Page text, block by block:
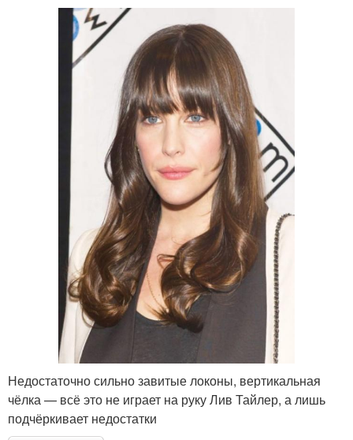
Недостаточно сильно завитые локоны, вертикальная
чёлка — всё это не играет на руку Лив Тайлер, а лишь
подчёркивает недостатки